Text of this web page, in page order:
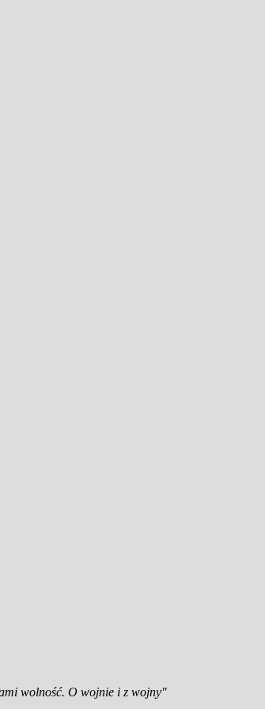
wolność. O wojnie i z wojny"